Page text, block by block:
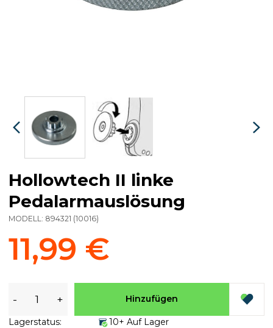
Hollowtech II linke
Pedalarmauslösung
MODELL: 894321 (10016)
11,99 €
- + Hinzufügen
Lagerstatus:
10+ Auf Lager